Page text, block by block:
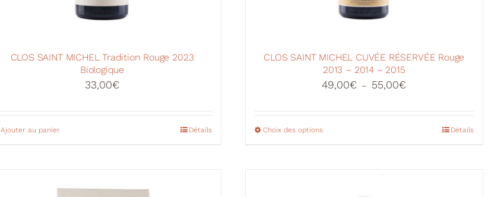
CLOS SAINT MICHEL Tradition Rouge 2023
Biologique
33,00€
Ajouter au panier Détails
CLOS SAINT MICHEL CUVÉE RÉSERVÉE Rouge
2013 – 2014 – 2015
49,00€ – 55,00€
Choix des optionsCe
Détails